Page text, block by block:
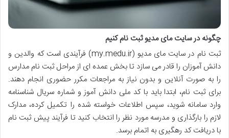
چگونه در سایت مای مدیو ثبت نام کنیم
ثبت نام در سایت مای مدیو (my.medu.ir) فرآیندی است که والدین و
دانش آموزان را قادر می سازد تا بخش عمده ای از مراحل ثبت نام مدارس
را به صورت آنلاین و بدون نیاز به مراجعات مکرر حضوری انجام دهند.
برای ثبت نام، ابتدا باید با کد ملی دانش آموز و شماره سریال شناسنامه
وارد سامانه شوید، سپس اطلاعات خواسته شده را تکمیل کرده، مدارک
لازم را بارگذاری و مدرسه مورد نظر را انتخاب کنید تا فرآیند پیش ثبت نام
با دریافت کد رهگیری به اتمام برسد.